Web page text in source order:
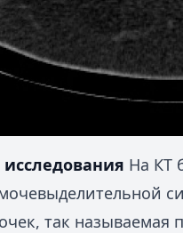
На КТ
так называемая